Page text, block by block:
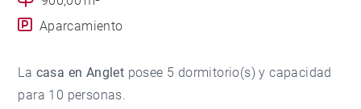
Aparcamiento
La casa en Anglet posee 5 dormitorio(s) y capacidad
para 10 personas.